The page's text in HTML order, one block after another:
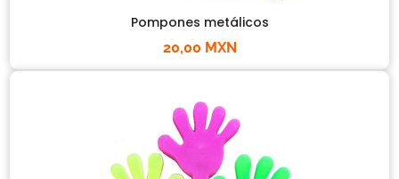
Pompones metálicos
20,00 MXN